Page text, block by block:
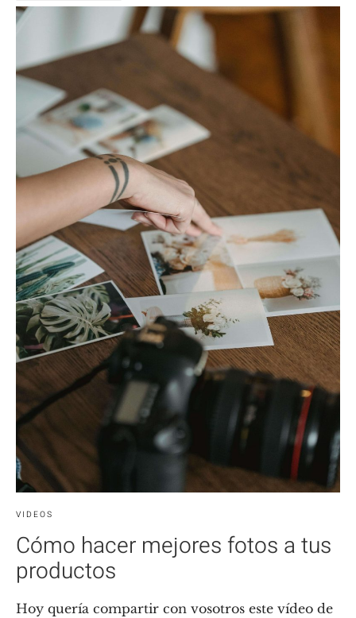
VIDEOS
Cómo hacer mejores fotos a tus
productos
Hoy quería compartir con vosotros este vídeo de